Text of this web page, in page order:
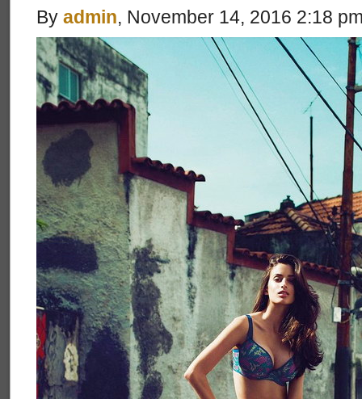
By admin, November 14, 2016 2:18